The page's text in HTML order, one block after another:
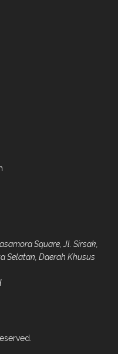
Square, Jl. Sirsak,
Selatan, Daerah Khusus